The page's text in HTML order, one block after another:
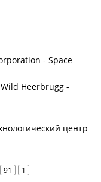
- Space
Heerbrugg -
центр
91 1